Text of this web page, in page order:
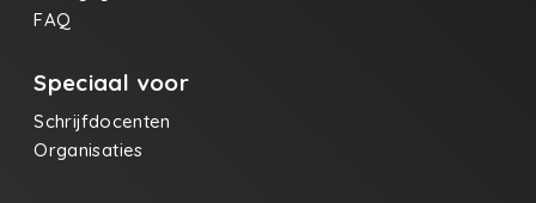
FAQ
Speciaal voor
Schrijfdocenten
Organisaties